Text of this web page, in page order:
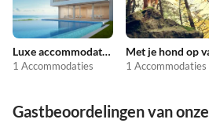
Luxe accommodaties
1 Accommodaties 1 Accommodaties
Gastbeoordelingen van onze